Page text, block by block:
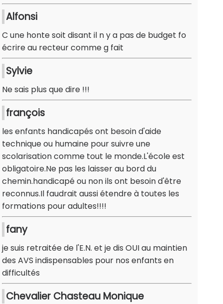
Alfonsi
C une honte soit disant il n y a pas de budget fo
écrire au recteur comme g fait
Sylvie
Ne sais plus que dire !!!
françois
les enfants handicapés ont besoin d'aide
technique ou humaine pour suivre une
scolarisation comme tout le monde.L'école est
obligatoire.Ne pas les laisser au bord du
chemin.handicapé ou non ils ont besoin d'être
reconnus.Il faudrait aussi étendre à toutes les
formations pour adultes!!!!
fany
je suis retraitée de l'E.N. et je dis OUI au maintien
des AVS indispensables pour nos enfants en
difficultés
Chevalier Chasteau Monique